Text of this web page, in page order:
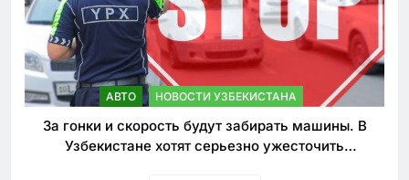
АВТО НОВОСТИ УЗБЕКИСТАНА
За гонки и скорость будут забирать машины. В
Узбекистане хотят серьезно ужесточить